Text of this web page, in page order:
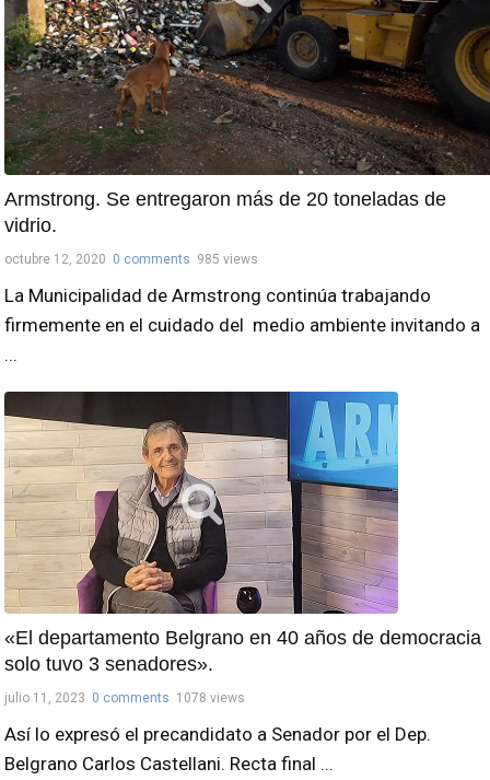
Armstrong. Se entregaron más de 20 toneladas de
vidrio.
octubre 12, 2020 0 comments 985 views
La Municipalidad de Armstrong continúa trabajando
firmemente en el cuidado del medio ambiente invitando a
...
«El departamento Belgrano en 40 años de democracia
solo tuvo 3 senadores».
julio 11, 2023 0 comments 1078 views
Así lo expresó el precandidato a Senador por el Dep.
Belgrano Carlos Castellani. Recta final ...